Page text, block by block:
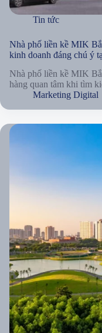
Tin tức
Nhà phố liền kề MIK
kinh doanh đáng chú ý
Nhà phố liền kề MIK
hàng quan tâm khi tìm
Marketing Digital